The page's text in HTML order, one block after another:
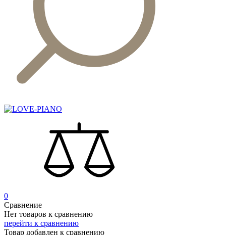
0
Сравнение
Нет товаров к сравнению
перейти к сравнению
Товар добавлен к сравнению